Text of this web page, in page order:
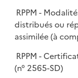
RPPM -
distribués ou
assimilée (à
RPPM -
(n° 2565-SD)